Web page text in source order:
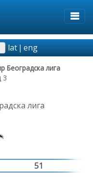
lat|eng
Београдска лига
3
лига
51